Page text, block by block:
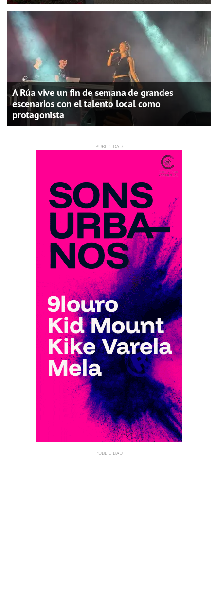
A Rúa vive un fin de semana de grandes
escenarios con el talento local como
protagonista